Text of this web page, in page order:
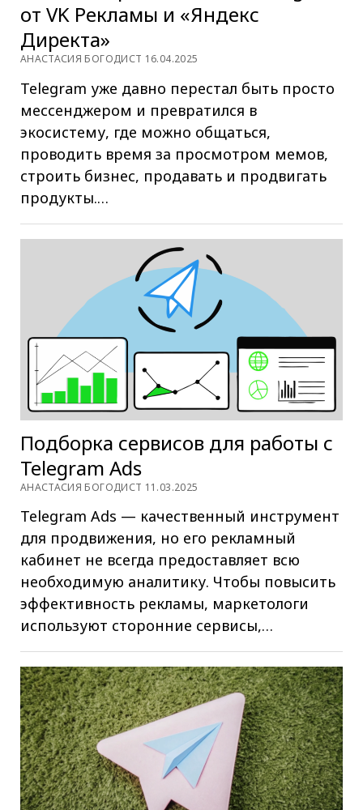
от VK Рекламы и «Яндекс
Директа»
АНАСТАСИЯ БОГОДИСТ 16.04.2025
Telegram уже давно перестал быть просто
мессенджером и превратился в
экосистему, где можно общаться,
проводить время за просмотром мемов,
строить бизнес, продавать и продвигать
продукты.…
Подборка сервисов для работы с
Telegram Ads
АНАСТАСИЯ БОГОДИСТ 11.03.2025
Telegram Ads — качественный инструмент
для продвижения, но его рекламный
кабинет не всегда предоставляет всю
необходимую аналитику. Чтобы повысить
эффективность рекламы, маркетологи
используют сторонние сервисы,…